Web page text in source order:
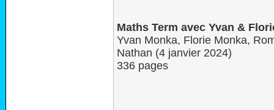
Maths Term avec Yvan &
Yvan Monka, Florie Monka,
Nathan (4 janvier 2024)
336 pages